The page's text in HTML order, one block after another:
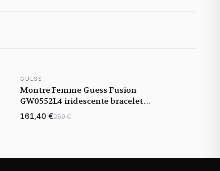
NOUVEAUTÉ
GUESS
Montre Femme Guess Fusion
GW0552L4 iridescente bracelet
maillons acier
161,40 €269 €